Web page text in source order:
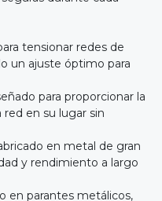
tensionar redes de
un ajuste óptimo para
para proporcionar la
en su lugar sin
en metal de gran
y rendimiento a largo
en parantes metálicos,